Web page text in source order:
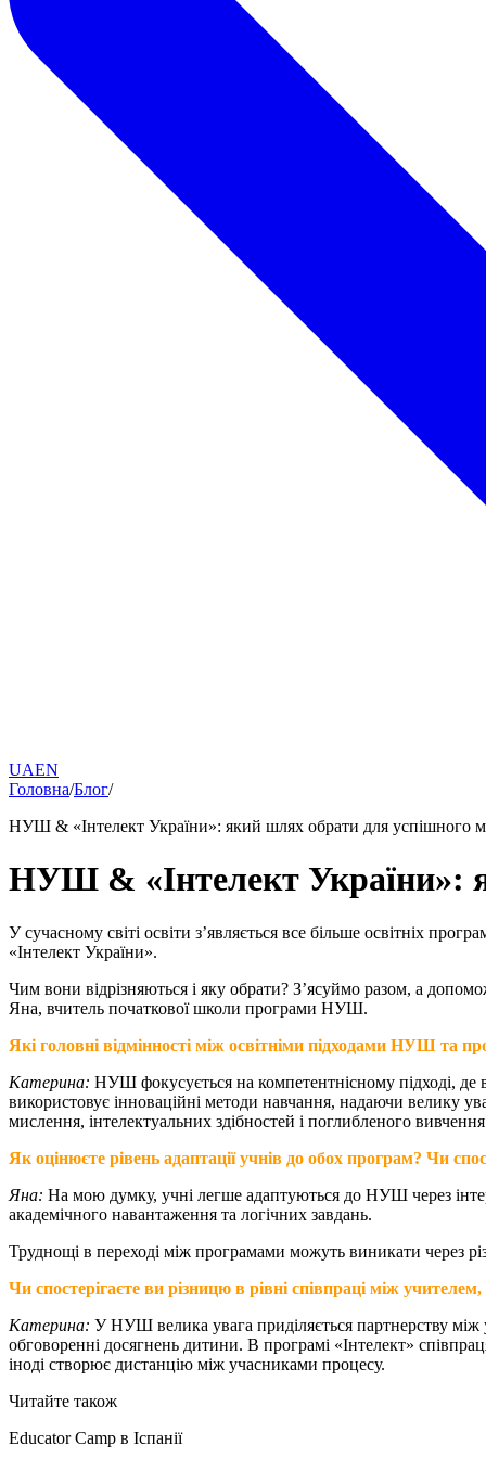
UAEN
Головна/Блог/
НУШ & «Інтелект України»: який шлях обрати для успішного
НУШ & «Інтелект України»:
У сучасному світі освіти з’являється все більше освітніх
«Інтелект України».
Чим вони відрізняються і яку обрати? Зʼясуймо разом, а
Яна, вчитель початкової школи програми НУШ.
Які головні відмінності між освітніми підходами НУШ та
Катерина: НУШ фокусується на компетентнісному підході,
використовує інноваційні методи навчання, надаючи велику
мислення, інтелектуальних здібностей і поглибленого
Як оцінюєте рівень адаптації учнів до обох програм? Чи
Яна: На мою думку, учні легше адаптуються до НУШ через
академічного навантаження та логічних завдань.
Труднощі в переході між програмами можуть виникати через
Чи спостерігаєте ви різницю в рівні співпраці між
Катерина: У НУШ велика увага приділяється партнерству між
обговоренні досягнень дитини. В програмі «Інтелект»
іноді створює дистанцію між учасниками процесу.
Читайте також
Educator Camp в Іспанії